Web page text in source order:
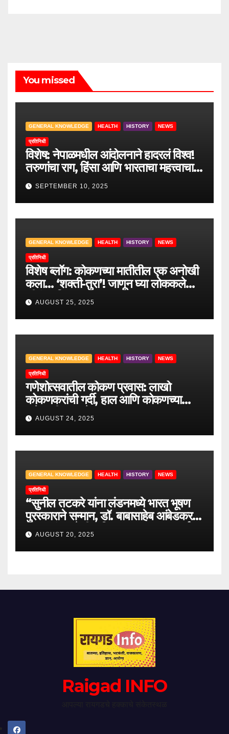
You missed
GENERAL KNOWLEDGE HEALTH HISTORY NEWS
प्रतिनिधी
विशेष: नेपाळमधील आंदोलनाने हादरलं विश्व!
तरुणांचा राग, हिंसा आणि भारताचा महत्त्वाचा
सल्ला.
SEPTEMBER 10, 2025
GENERAL KNOWLEDGE HEALTH HISTORY NEWS
प्रतिनिधी
विशेष ब्लॉग: कोकणच्या मातीतील एक अनोखी
कला… ‘शक्ती-तुरा’! जाणून घ्या लोककलेचा
जीवंत इतिहास.
AUGUST 25, 2025
GENERAL KNOWLEDGE HEALTH HISTORY NEWS
प्रतिनिधी
गणेशोत्सवातील कोकण प्रवास: लाखो
कोकणकरांची गर्दी, हाल आणि कोकणच्या
वाटेवरची आव्हाने
AUGUST 24, 2025
GENERAL KNOWLEDGE HEALTH HISTORY NEWS
प्रतिनिधी
“सुनील तटकरे यांना लंडनमध्ये भारत भूषण
पुरस्काराने सन्मान, डॉ. बाबासाहेब आंबेडकर
यांच्या लंडन येथील निवासस्थानाला भावपूर्ण
भेट”AUGUST 20, 2025
Raigad INFO